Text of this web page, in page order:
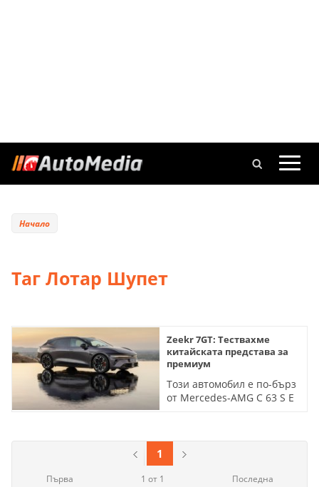
Начало
Таг Лотар Шупет
Zeekr 7GT: Тествахме
китайската представа за
премиум
Този автомобил е по-бърз
от Mercedes-AMG C 63 S E
1 от 1 Последна
1
Първа